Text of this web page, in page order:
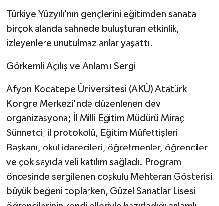
Türkiye Yüzyılı'nın gençlerini eğitimden sanata
birçok alanda sahnede buluşturan etkinlik,
izleyenlere unutulmaz anlar yaşattı.
Görkemli Açılış ve Anlamlı Sergi
Afyon Kocatepe Üniversitesi (AKÜ) Atatürk
Kongre Merkezi'nde düzenlenen dev
organizasyona; İl Milli Eğitim Müdürü Miraç
Sünnetci, il protokolü, Eğitim Müfettişleri
Başkanı, okul idarecileri, öğretmenler, öğrenciler
ve çok sayıda veli katılım sağladı. Program
öncesinde sergilenen coşkulu Mehteran Gösterisi
büyük beğeni toplarken, Güzel Sanatlar Lisesi